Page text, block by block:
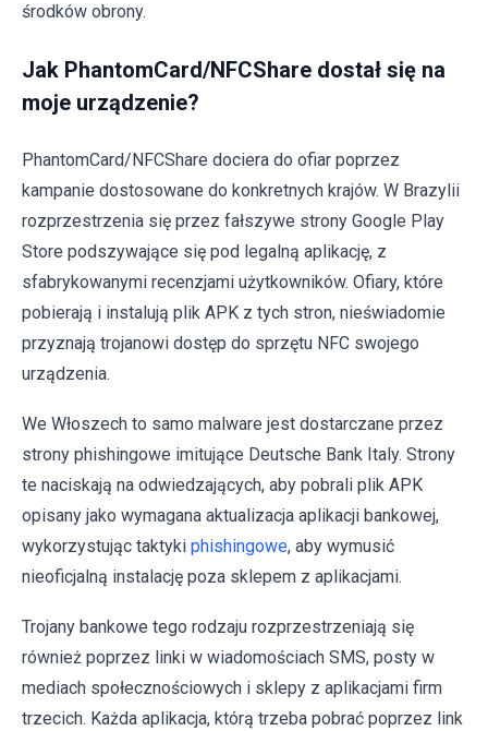
środków obrony.
Jak PhantomCard/NFCShare dostał się na
moje urządzenie?
PhantomCard/NFCShare dociera do ofiar poprzez
kampanie dostosowane do konkretnych krajów. W Brazylii
rozprzestrzenia się przez fałszywe strony Google Play
Store podszywające się pod legalną aplikację, z
sfabrykowanymi recenzjami użytkowników. Ofiary, które
pobierają i instalują plik APK z tych stron, nieświadomie
przyznają trojanowi dostęp do sprzętu NFC swojego
urządzenia.
We Włoszech to samo malware jest dostarczane przez
strony phishingowe imitujące Deutsche Bank Italy. Strony
te naciskają na odwiedzających, aby pobrali plik APK
opisany jako wymagana aktualizacja aplikacji bankowej,
wykorzystując taktyki phishingowe, aby wymusić
nieoficjalną instalację poza sklepem z aplikacjami.
Trojany bankowe tego rodzaju rozprzestrzeniają się
również poprzez linki w wiadomościach SMS, posty w
mediach społecznościowych i sklepy z aplikacjami firm
trzecich. Każda aplikacja, którą trzeba pobrać poprzez link